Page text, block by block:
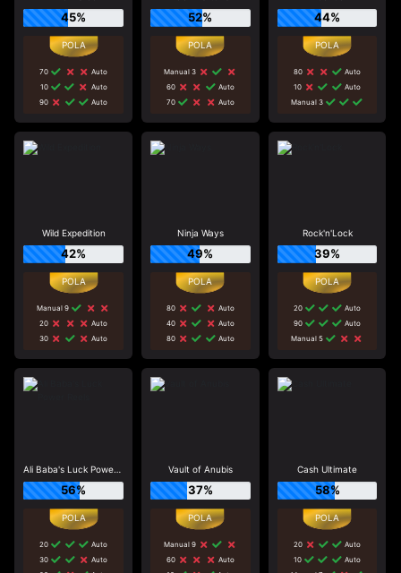
45%
70
Auto
10
Auto
90
Auto
52%
Manual 3
60
Auto
70
Auto
44%
80
Auto
10
Auto
Manual 3
Wild Expedition
42%
Manual 9
20
Auto
30
Auto
Ninja Ways
49%
80
Auto
40
Auto
80
Auto
Rock'n'Lock
39%
20
Auto
90
Auto
Manual 5
Ali Baba's Luck Power Reels
56%
20
Auto
30
Auto
Vault of Anubis
37%
Manual 9
60
Auto
Cash Ultimate
58%
20
Auto
10
Auto